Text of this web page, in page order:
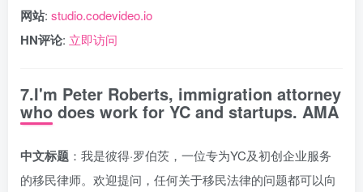
网站: studio.codevideo.io
HN评论: 立即访问
7.I'm Peter Roberts, immigration attorney
who does work for YC and startups. AMA
中文标题 ：我是彼得·罗伯茨，一位专为YC及初创企业服务
的移民律师。欢迎提问，任何关于移民法律的问题都可以向